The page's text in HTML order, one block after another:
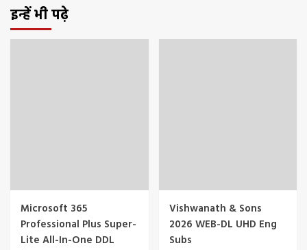
इन्हें भी पढ़े
Microsoft 365
Professional Plus Super-
Lite All-In-One DDL
Vishwanath & Sons
2026 WEB-DL UHD Eng
Subs